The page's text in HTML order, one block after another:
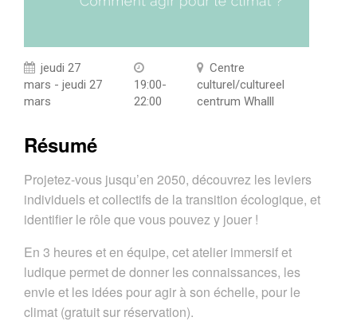
jeudi 27
mars - jeudi 27
mars
19:00-
22:00
Centre
culturel/cultureel
centrum Whalll
Résumé
Projetez-vous jusqu’en 2050, découvrez les leviers
individuels et collectifs de la transition écologique, et
identifier le rôle que vous pouvez y jouer !
En 3 heures et en équipe, cet atelier immersif et
ludique permet de donner les connaissances, les
envie et les idées pour agir à son échelle, pour le
climat (gratuit sur réservation).